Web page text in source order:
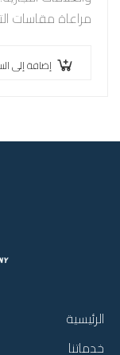
مراعاة مقاسات
إضافة إلى
الرئيسية
خدماتنا